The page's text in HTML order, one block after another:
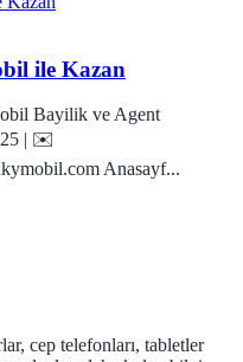
ile Kazan
Bayilik ve Agent
25 | ✉️
Anasayf...
cep telefonları, tabletler